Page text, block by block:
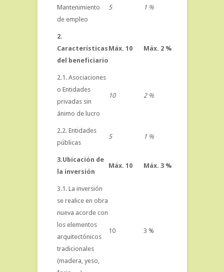
Mantenimiento
de empleo
5 1 %
2.
Características
del beneficiario
Máx. 10 Máx. 2 %
2.1. Asociaciones
o Entidades
privadas sin
ánimo de lucro
10 2 %
2.2. Entidades
públicas
5 1 %
3.Ubicación de
la inversión
Máx. 10 Máx. 3 %
3.1. La inversión
se realice en obra
nueva acorde con
los elementos
arquitectónicos
tradicionales
(madera, yeso,
10 3 %